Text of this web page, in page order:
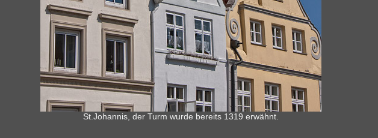
St.Johannis, der Turm wurde bereits 1319 erwähnt.